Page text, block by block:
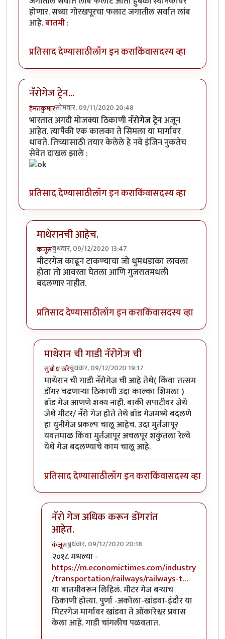
होणार. सध्या गोरखपूरचा फलाट जगातील सर्वात लांब
आहे.बातमी :
प्रतिसाद देण्यासाठीलॉग इन कराकिंवासदस्य व्हा
नॅरोगेज ट्रेन...
हेमंतकुमारसोमवार, 09/11/2020 20:48
भारतात अगदी मोजक्या ठिकाणीनॅरोगेज ट्रेनअजून
आहेत. त्यापैकी एक कालका ते सिमला या मार्गावर
धावते. तिच्यासाठी तयार केलेले हे नवे इंजिन नुकतेच
सेवेत दाखल झाले :
प्रतिसाद देण्यासाठीलॉग इन कराकिंवासदस्य व्हा
माथेरानची आहेच.
कंजूसबुधवार, 09/12/2020 13:47
In reply toनॅरोगेज ट्रेन...byहेमंतकुमार
मीटरगेज काढून टाकण्याचा जो धुमधडाका लावला
होता तो आवरता घेतला आणि गुजरातमधली
बदलणार नाहीत.
प्रतिसाद देण्यासाठीलॉग इन कराकिंवासदस्य व्हा
माथेरान ची गाडी नॅरोगेज ची
सुबोध खरेबुधवार, 09/12/2020 19:17
In reply toमाथेरानची आहेच.byकंजूस
माथेरान ची गाडी नॅरोगेज ची आहे तेथे( किंवा तत्सम
डोंगर चढणाऱ्या ठिकाणी उदा काल्का शिमला )
ब्रॉड गेज आणणे शक्य नाही. बाकी सपाटीवर जेथे
जेथे मीटर/ नॅरो गेज होते तेथे ब्रॉड गेजमध्ये बदलणे
हा युनीगेज प्रकल्प चालू आहेच. उदा मुर्तजापूर
यवतमाळ किंवा मुर्तजापूर अचलपूर शकुंतला रेल्वे
येथे गेज बदलण्याचे काम चालू आहे.
प्रतिसाद देण्यासाठीलॉग इन कराकिंवासदस्य व्हा
नॅरो गेज अधिक करून डोंगरांत
आहेत.
कंजूसबुधवार, 09/12/2020 20:18
In reply toमाथेरान ची गाडी नॅरोगेज ची
२०१८ मधल्या -
https://m.economictimes.com/industry
/transportation/railways/railways-t…
या बातमीवरून लिहिलं. मीटर गेज बऱ्याच
ठिकाणी होत्या. पुर्णा -अकोला-खांडवा-इंदौर या
मिटरगेज मार्गावर खांडवा ते ओंकारेश्वर प्रवास
केला आहे. गाडी चांगलीच पळवतात.